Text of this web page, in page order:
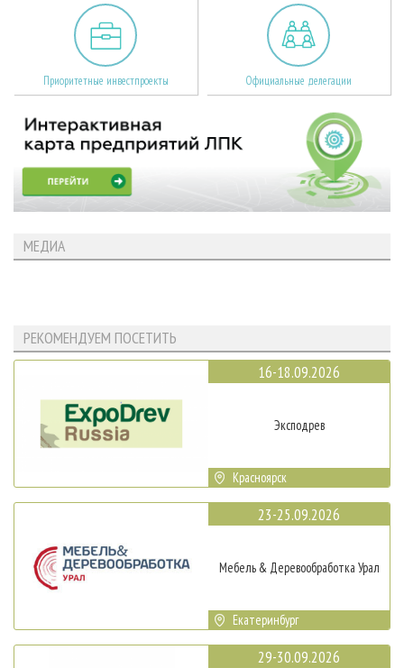
Приоритетные инвестпроекты Официальные делегации
МЕДИА
РЕКОМЕНДУЕМ ПОСЕТИТЬ
16-18.09.2026
Эксподрев
Красноярск
23-25.09.2026
Мебель & Деревообработка Урал
Екатеринбург
29-30.09.2026